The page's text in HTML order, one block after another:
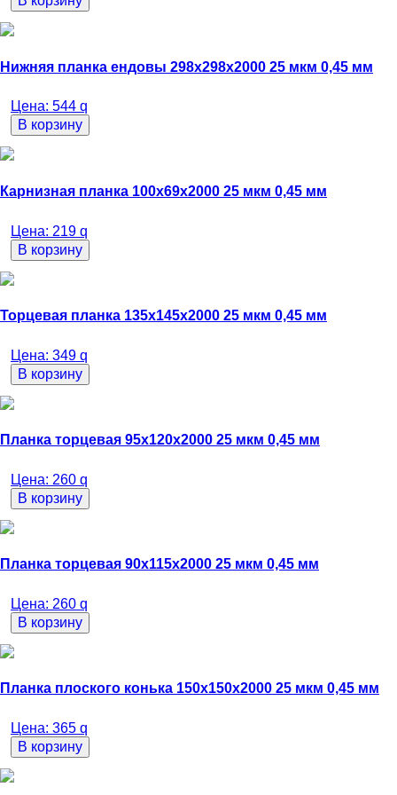
Нижняя планка ендовы 298х298х2000 25 мкм 0,45 мм
Цена: 544 q
В корзину
Карнизная планка 100х69х2000 25 мкм 0,45 мм
Цена: 219 q
В корзину
Торцевая планка 135х145х2000 25 мкм 0,45 мм
Цена: 349 q
В корзину
Планка торцевая 95х120х2000 25 мкм 0,45 мм
Цена: 260 q
В корзину
Планка торцевая 90х115х2000 25 мкм 0,45 мм
Цена: 260 q
В корзину
Планка плоского конька 150х150х2000 25 мкм 0,45 мм
Цена: 365 q
В корзину